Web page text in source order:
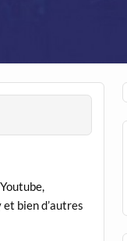
bien d’autres